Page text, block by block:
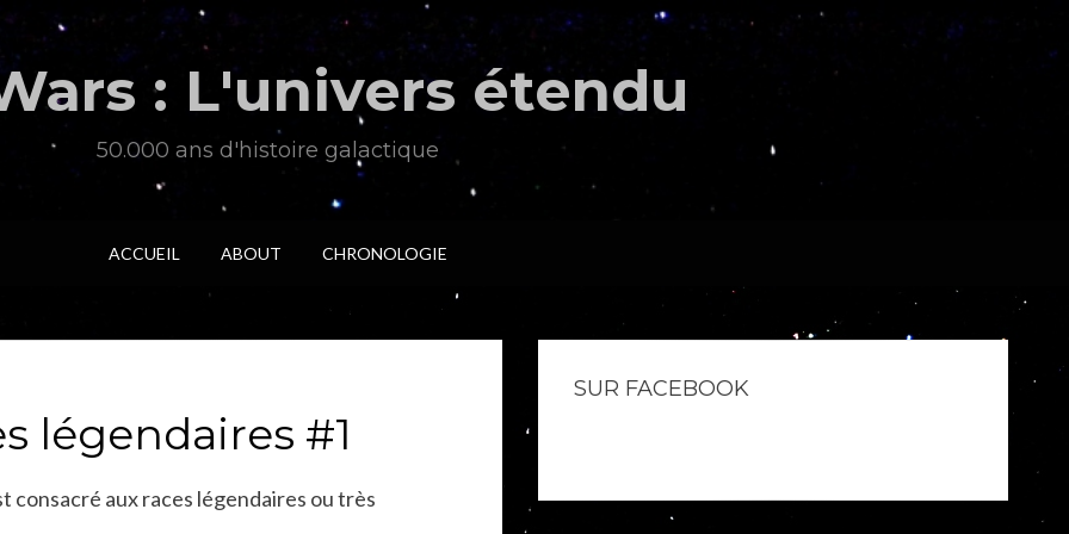
: L'univers étendu
50.000 ans d'histoire galactique
ACCUEIL ABOUT CHRONOLOGIE
légendaires #1
consacré aux races légendaires ou très
SUR FACEBOOK